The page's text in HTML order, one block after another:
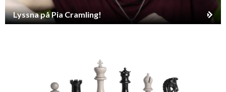
Lyssna på Pia Cramling!